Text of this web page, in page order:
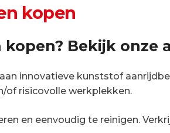
kopen
Bekijk onze
innovatieve kunststof
of risicovolle werkplekken.
en eenvoudig te reinigen.